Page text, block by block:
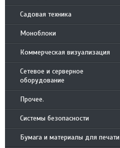
Садовая техника
Моноблоки
Коммерческая визуализация
Сетевое и серверное
оборудование
Прочее.
Системы безопасности
Бумага и материалы для печати